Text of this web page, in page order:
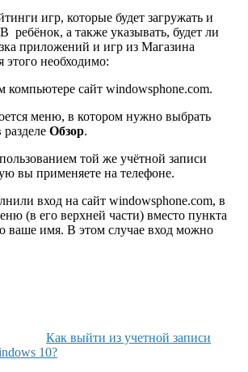
игр, которые будет загружать и
ребёнок, а также указывать, будет ли
приложений и игр из Магазина
этого необходимо:
компьютере сайт windowsphone.com.
меню, в котором нужно выбрать
разделе Обзор.
той же учётной записи
вы применяете на телефоне.
вход на сайт windowsphone.com, в
(в его верхней части) вместо пункта
ваше имя. В этом случае вход можно
Как выйти из учетной записи
10?